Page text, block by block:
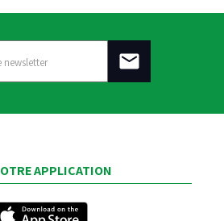
APPLICATION